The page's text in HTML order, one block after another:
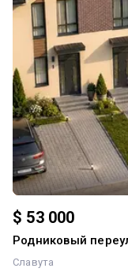
$ 53 000
Родниковый
Славута